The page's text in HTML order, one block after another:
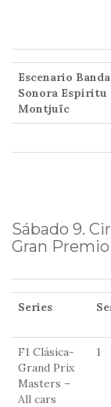
Escenario Banda
Sonora Espíritu
Montjuïc
Sábado 9.
Gran Premio
Series
F1 Clásica-
Grand Prix
Masters –
All cars
1